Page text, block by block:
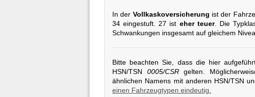
In der Vollkaskoversicherung ist der
34 eingestuft. 27 ist eher teuer. Die
Schwankungen insgesamt auf gleichem
Bitte beachten Sie, dass die hier
HSN/TSN 0005/CSRgelten.
ähnlichen Namens mit anderen HSN/TSN
einen Fahrzeugtypen eindeutig.